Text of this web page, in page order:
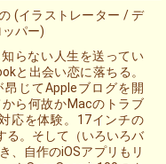
(イラストレーター / デ
パー)
らない人生を送ってい
と出会い恋に落ちる。
じてAppleブログを開
ら何故かMacのトラブ
応を体験。17インチの
る。そして（いろいろバ
、自作のiOSアプリもリ